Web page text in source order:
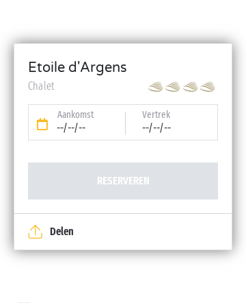
Etoile d'Argens
Chalet
Aankomst
--/--/--
Vertrek
--/--/--
RESERVEREN
Delen